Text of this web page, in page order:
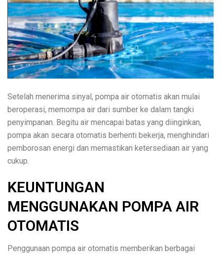
Setelah menerima sinyal, pompa air otomatis akan mulai
beroperasi, memompa air dari sumber ke dalam tangki
penyimpanan. Begitu air mencapai batas yang diinginkan,
pompa akan secara otomatis berhenti bekerja, menghindari
pemborosan energi dan memastikan ketersediaan air yang
cukup.
KEUNTUNGAN
MENGGUNAKAN POMPA AIR
OTOMATIS
Penggunaan pompa air otomatis memberikan berbagai